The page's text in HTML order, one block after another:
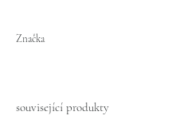
Značka
související produkty